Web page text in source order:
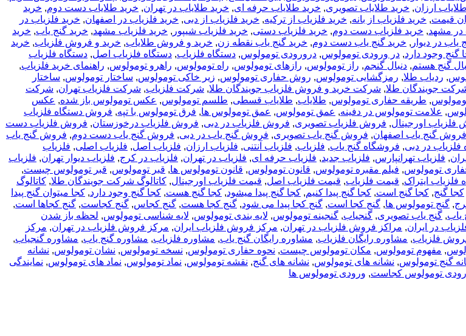
ارزان, خرید طلایاب تصویری, خرید طلایاب حرفه ای, خرید طلایاب در تهران, خرید طلایاب دست دوم, خرید
قیمت, خرید فلزیاب از بانه, خرید فلزیاب از ترکیه, خرید فلزیاب از دبی, خرید فلزیاب در اصفهان, خرید فلزیاب در
در مشهد, خرید فلزیاب دست دوم, خرید فلزیاب دستی, خرید فلزیاب شیپور , خرید فلزیاب مشهد, خرید گنج یاب, خرید
یاب در دیوار , خرید گنج یاب دست دوم, خرید گنج یاب نقطه زن, خرید و فروش طلایاب, خرید و فروش فلزیاب, خرید
گنج وجود دارد, در ورودی تومولوس, درورودی تومولوس, دستگاه فلزیاب, دستگاه فلزیاب اصل, دستگاه فلزیاب
گنج هستم, دنبال گنجم, راز تومولوس, رازهای تومولوس, راه تومولوس, راهرو تومولوس, راهنمای خرید فلزیاب,
, ردیاب طلا, رمزگشایی تومولوس, روش حفاری تومولوس, زیر خاکی تومولوس, ساختار تومولوس, ساختار
جویندگان طلا, شرکت خرید و فروش فلزیاب جویندگان طلا, شرکت فلزیاب, شرکت فلزیاب تهران, شرکت
, طریقه حفاری تومولوس, طلایاب, طلایاب قسطی, طلسم تومولوس, عکس تومولوس باز شده, عکس
, علامت تومولوس در دفینه, عمق تومولوس, عمق تومولوس ها, فرق تومولوس با تپه, فروش دستگاه فلزیاب
فلزیاب اورجینال, فروش فلزیاب تصویری, فروش فلزیاب در دبی, فروش فلزیاب درخوزستان, فروش فلزیاب دست
فروش گنج یاب اصفهان, فروش گنج یاب تصویری, فروش گنج یاب در دبی, فروش گنج یاب دست دوم, فروش گنج یاب
فلزیاب در دبی, فروشگاه گنج یاب, فلزیاب, فلزیاب آنتنی, فلزیاب ارزان, فلزیاب اصل, فلزیاب اصلی, فلزیاب
, فلزیاب تهرانپارس, فلزیاب جدید, فلزیاب حرفه ای, فلزیاب در تهران, فلزیاب در کرج, فلزیاب دیوار تهران, فلزیاب
تومولوس, فیلم مقبره تومولوس, قانون تومولوس, قانون تومولوس ها, قبر تومولوس, قبر تومولوس چیست,
فلزیاب ایتراک, قیمت فلزیاب, قیمت فلزیاب اصل, قیمت فلزیاب اورجینال, کاتالوگ شرکت جویندگان طلا, کاتالوگ
کجا گنج, کجا گنج است, کجا گنج پیدا کنیم, کجا گنج پیدا میشود, کجا گنج هست, کجا گنج وجود دارد, کجا میتوان گنج پیدا
, گنج تومولوس ها, گنج کجا است, گنج کجا پیدا می شود, گنج کجا هست, گنج کجاس, گنج کجاست, گنج کجاها است,
یاب, گنج یاب تصویری, گنجیاب, گنجینه تومولوس, لایه بندی تومولوس, لایه شناسی تومولوس, لحظه باز شدن
در ایران, مراکز فروش فلزیاب در تهران, مرکز فروش فلزیاب ایران, مرکز فروش فلزیاب در تهران, مرکز
فلزیاب, مشاوره رایگان فلزیاب, مشاوره رایگان گنج یاب, مشاوره فلزیاب, مشاوره گنج یاب, مشاوره گنجیاب,
, مفهوم تومولوس, مکان تومولوس چیست, نحوه حفاری تومولوس, نسخه تومولوس, نشان تومولوس, نشانه
گنج تومولوس, نشانه های تومولوس, نشانه های گنج, نقشه تومولوس, نماد تومولوس, نماد های تومولوس, نمایندگی
تومولوس کجاست, ورودی تومولوس ها